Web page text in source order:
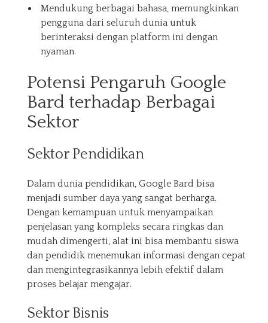
Mendukung berbagai bahasa, memungkinkan
pengguna dari seluruh dunia untuk
berinteraksi dengan platform ini dengan
nyaman.
Potensi Pengaruh Google
Bard terhadap Berbagai
Sektor
Sektor Pendidikan
Dalam dunia pendidikan, Google Bard bisa
menjadi sumber daya yang sangat berharga.
Dengan kemampuan untuk menyampaikan
penjelasan yang kompleks secara ringkas dan
mudah dimengerti, alat ini bisa membantu siswa
dan pendidik menemukan informasi dengan cepat
dan mengintegrasikannya lebih efektif dalam
proses belajar mengajar.
Sektor Bisnis